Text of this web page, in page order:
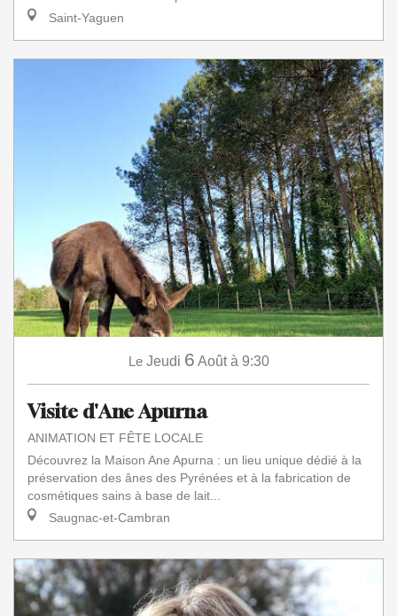
Saint-Yaguen
Le Jeudi 6 Août à 9:30
Visite d'Ane Apurna
ANIMATION ET FÊTE LOCALE
Découvrez la Maison Ane Apurna : un lieu unique dédié à la
préservation des ânes des Pyrénées et à la fabrication de
cosmétiques sains à base de lait...
Saugnac-et-Cambran